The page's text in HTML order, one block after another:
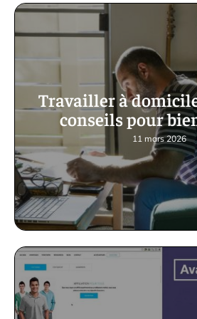
Travailler à
conseils pour
11 mars 2026